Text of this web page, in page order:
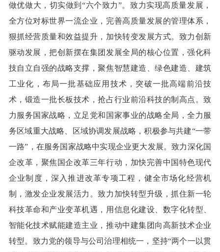
做优做大，切实做到“六个致力”。致力实现高质量发展，
全方位对标世界一流企业，完善高质量发展的管理体系，
狠抓经营质量和效益提升，加快转变发展方式。致力创新
驱动发展，把创新摆在集团发展全局的核心位置，强化科
技自立自强的战略支撑，聚焦智慧建造、绿色建造、建筑
工业化，布局一批基础应用技术，突破一批高端前沿技
术，锻造一批长板技术，抢占行业前沿科技的制高点。致
力服务国家战略，立足党和国家事业的战略全局，全力服
务区域重大战略、区域协调发展战略，积极参与共建“一带
一路”，在服务国家战略中实现企业更大发展。致力深化国
企改革，聚焦国企改革三年行动，加快完善中国特色现代
企业制度，深入推进改革专项工程，健全市场化经营机
制，激发企业发展活力。致力加快转型升级，抓住新一轮
科技革命和产业变革机遇，用信息化建设、数字化转型、
智能化技术赋能建造主业，推动中建集团向高新技术企业
转型。致力党的领导与公司治理相统一，坚持“两个一以贯